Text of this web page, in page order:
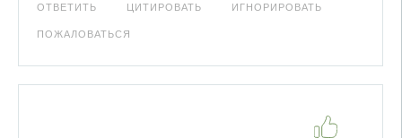
ОТВЕТИТЬ ЦИТИРОВАТЬ ИГНОРИРОВАТЬ
ПОЖАЛОВАТЬСЯ